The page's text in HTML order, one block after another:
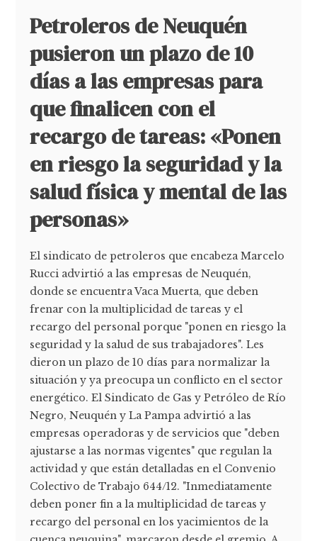
Petroleros de Neuquén
pusieron un plazo de 10
días a las empresas para
que finalicen con el
recargo de tareas: «Ponen
en riesgo la seguridad y la
salud física y mental de las
personas»
El sindicato de petroleros que encabeza Marcelo
Rucci advirtió a las empresas de Neuquén,
donde se encuentra Vaca Muerta, que deben
frenar con la multiplicidad de tareas y el
recargo del personal porque "ponen en riesgo la
seguridad y la salud de sus trabajadores". Les
dieron un plazo de 10 días para normalizar la
situación y ya preocupa un conflicto en el sector
energético. El Sindicato de Gas y Petróleo de Río
Negro, Neuquén y La Pampa advirtió a las
empresas operadoras y de servicios que "deben
ajustarse a las normas vigentes" que regulan la
actividad y que están detalladas en el Convenio
Colectivo de Trabajo 644/12. "Inmediatamente
deben poner fin a la multiplicidad de tareas y
recargo del personal en los yacimientos de la